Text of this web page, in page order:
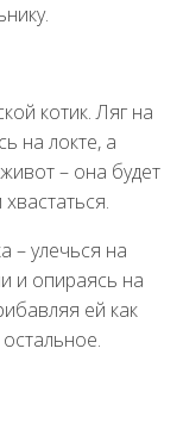
котик. Ляг на
на локте, а
– она будет
– улечься на
и опираясь на
ей как